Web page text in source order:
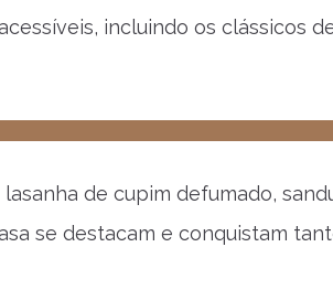
incluindo os clássicos
de cupim defumado,
se destacam e conquistam